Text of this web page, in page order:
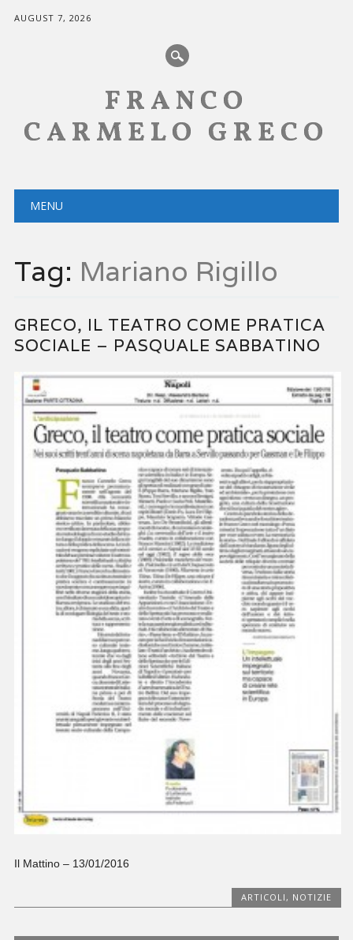
AUGUST 7, 2026
FRANCO
CARMELO GRECO
Main menu
MENU
Tag: Mariano Rigillo
GRECO, IL TEATRO COME PRATICA
SOCIALE – PASQUALE SABBATINO
Il Mattino – 13/01/2016
ARTICOLI, NOTIZIE